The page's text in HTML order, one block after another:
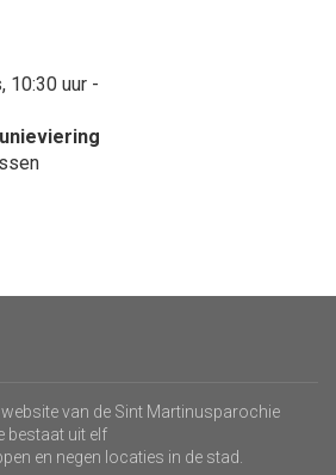
10:30 uur -
van de Sint Martinusparochie
bestaat uit elf
en negen locaties in de stad.